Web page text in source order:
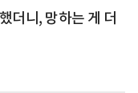
더니, 망하는 게 더